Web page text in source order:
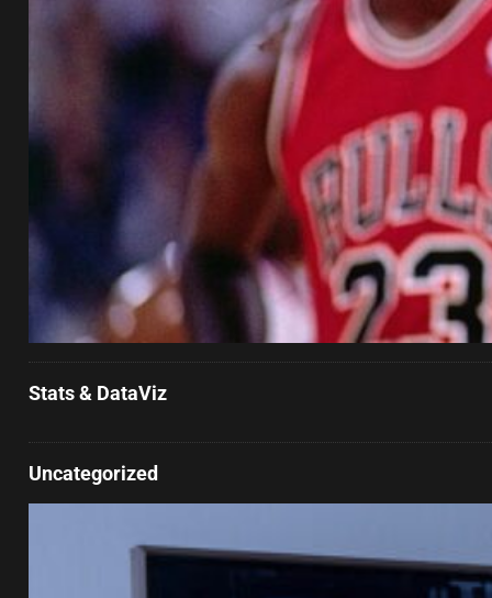
Stats & DataViz
Uncategorized